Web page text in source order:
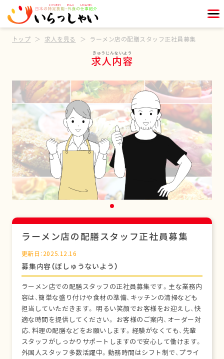
トップ 求人を見る ラーメン店の配膳スタッフ正社員募集
求人内容
ラーメン店の配膳スタッフ正社員募集
更新日：2025.12.16
募集内容（ぼしゅうないよう）
ラーメン店での配膳スタッフの正社員募集です。主な業務内
容は、簡単な盛り付けや食材の準備、キッチンの清掃なども
担当していただきます。 明るい笑顔でお客様をお迎えし、快
適な時間を提供してください。 お客様のご案内、オーダー対
応、料理の配膳などをお願いします。経験がなくても、先輩
スタッフがしっかりサポートしますので安心して働けます。
外国人スタッフ多数活躍中。勤務時間はシフト制で、プライ